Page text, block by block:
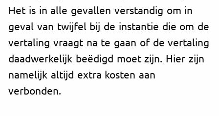
Het is in alle gevallen verstandig om in
geval van twijfel bij de instantie die om de
vertaling vraagt na te gaan of de vertaling
daadwerkelijk beëdigd moet zijn. Hier zijn
namelijk altijd extra kosten aan
verbonden.